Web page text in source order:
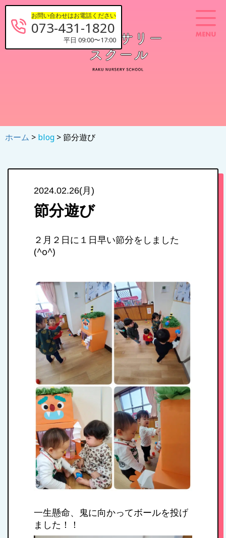
お問い合わせはお電話ください
073-431-1820
平日 09:00〜17:00
ホーム > blog > 節分遊び
2024.02.26(月)
節分遊び
２月２日に１日早い節分をしました
(^o^)
一生懸命、鬼に向かってボールを投げ
ました！！